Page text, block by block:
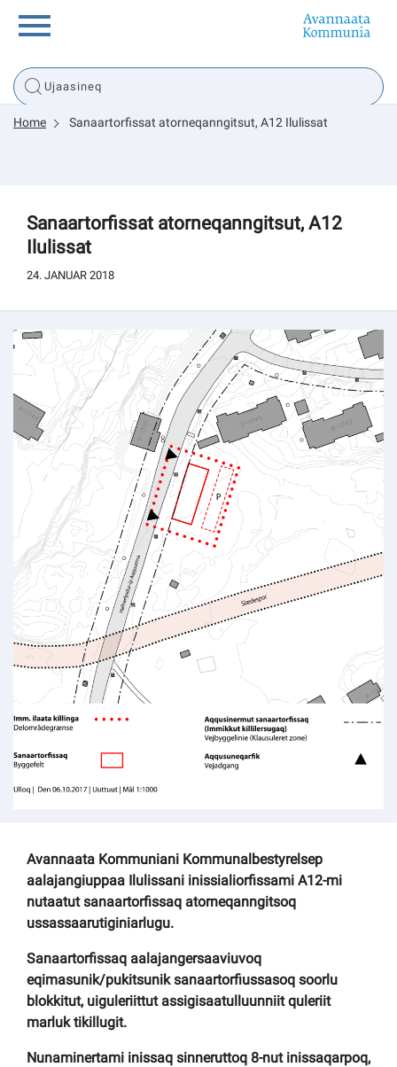
Innuttaasunut
Tassaarsuaq
sullissivik.gl
Pilersaarutinut isaavik
Kommuni pillugu paasissutissat
Home Sanaartorfissat atorneqanngitsut, A12 Ilulissat
Sanaartorfissat atorneqanngitsut, A12
Ilulissat
24. JANUAR 2018
Avannaata Kommuniani Kommunalbestyrelsep
aalajangiuppaa Ilulissani inissialiorfissami A12-mi
nutaatut sanaartorfissaq atorneqanngitsoq
ussassaarutiginiarlugu.
Sanaartorfissaq aalajangersaaviuvoq
eqimasunik/pukitsunik sanaartorfiussasoq soorlu
blokkitut, uiguleriittut assigisaatulluunniit quleriit
marluk tikillugit.
Nunaminertami inissaq sinneruttoq 8-nut inissaqarpoq,